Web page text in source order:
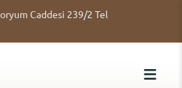
Caddesi 239/2 Tel